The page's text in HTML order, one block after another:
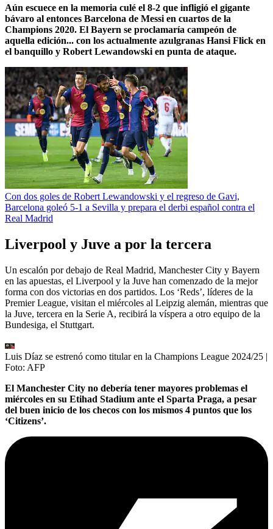
Aún escuece en la memoria culé el 8-2 que infligió el gigante
bávaro al entonces Barcelona de Messi en cuartos de la
Champions 2020. El Bayern se proclamaría campeón de
aquella edición... con los actualmente azulgranas Hansi Flick en
el banquillo y Robert Lewandowski en punta de ataque.
Con dos goles de Robert Lewandowski y el regreso de Gavi,
Barcelona goleó 5-1 a Sevilla y prepara el derbi español contra el
Real Madrid
Liverpool y Juve a por la tercera
Un escalón por debajo de Real Madrid, Manchester City y Bayern
en las apuestas, el Liverpool y la Juve han comenzado de la mejor
forma con dos victorias en dos partidos. Los ‘Reds’, líderes de la
Premier League, visitan el miércoles al Leipzig alemán, mientras que
la Juve, tercera en la Serie A, recibirá la víspera a otro equipo de la
Bundesiga, el Stuttgart.
Luis Díaz se estrenó como titular en la Champions League 2024/25 |
Foto: AFP
El Manchester City no debería tener mayores problemas el
miércoles en su Etihad Stadium ante el Sparta Praga, a pesar
del buen inicio de los checos con los mismos 4 puntos que los
‘Citizens’.